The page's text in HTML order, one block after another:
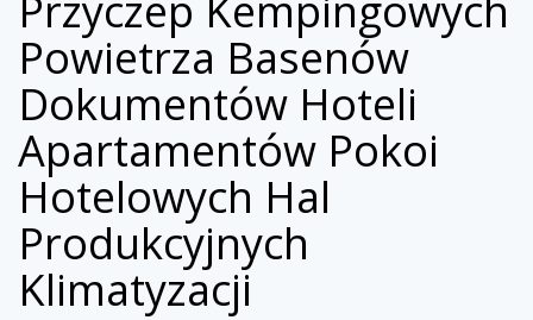
Powietrza Basenów
Dokumentów Hoteli
Apartamentów Pokoi
Hotelowych Hal
Produkcyjnych
Klimatyzacji